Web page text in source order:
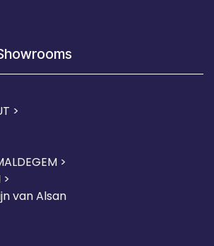
>
>
van Alsan